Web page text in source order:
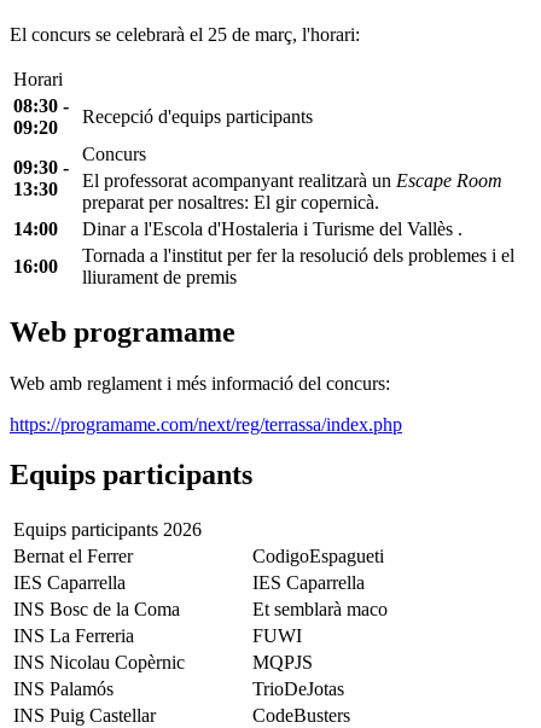
El concurs se celebrarà el 25 de març, l'horari:
Horari
08:30 -
09:20
Recepció d'equips participants
09:30 -
13:30
Concurs
El professorat acompanyant realitzarà un Escape Room
preparat per nosaltres: El gir copernicà.
14:00
Dinar a l'Escola d'Hostaleria i Turisme del Vallès .
16:00
Tornada a l'institut per fer la resolució dels problemes i el
lliurament de premis
Web programame
Web amb reglament i més informació del concurs:
https://programame.com/next/reg/terrassa/index.php
Equips participants
Equips participants 2026
Bernat el Ferrer
CodigoEspagueti
IES Caparrella
IES Caparrella
INS Bosc de la Coma
Et semblarà maco
INS La Ferreria
FUWI
INS Nicolau Copèrnic
MQPJS
INS Palamós
TrioDeJotas
INS Puig Castellar
CodeBusters